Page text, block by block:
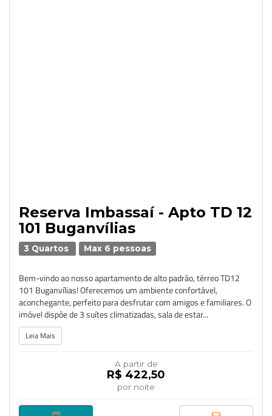
Reserva Imbassaí - Apto TD 12
101 Buganvílias
3 Quartos Max 6 pessoas
Bem-vindo ao nosso apartamento de alto padrão, térreo TD12
101 Buganvílias! Oferecemos um ambiente confortável,
aconchegante, perfeito para desfrutar com amigos e familiares. O
imóvel dispõe de 3 suítes climatizadas, sala de estar...
Leia Mais
A partir de
R$ 422,50
por noite